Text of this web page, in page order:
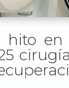
hito